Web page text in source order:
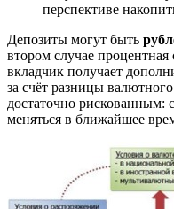
перспективе
Депозиты могут быть
втором случае процентная
вкладчик получает
за счёт разницы
достаточно рискованным:
меняться в ближайшее